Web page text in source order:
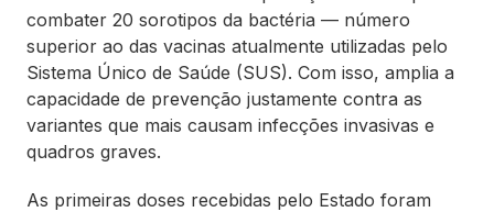
combater 20 sorotipos da bactéria — número
superior ao das vacinas atualmente utilizadas pelo
Sistema Único de Saúde (SUS). Com isso, amplia a
capacidade de prevenção justamente contra as
variantes que mais causam infecções invasivas e
quadros graves.
As primeiras doses recebidas pelo Estado foram